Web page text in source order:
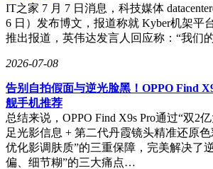
IT之家 7 月 7 日消息，科技媒体
6 日）发布博文，报道称就 Kyber机架平
推出报道，英伟达发言人回应称：“我们
2026-07-08
告别自拍假面与逆光脸黑！OPPO Find
舰手机推荐
总结来说，OPPO Find X9s Pro通过“双2
足光影信息 + 第二代丹霞镜头精准还原
优化影调肤质”的三重保障，完美解决了
偏、细节糊”的三大痛点…